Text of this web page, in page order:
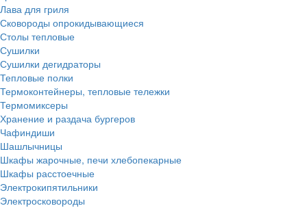
Лава для гриля
Сковороды опрокидывающиеся
Столы тепловые
Сушилки
Сушилки дегидраторы
Тепловые полки
Термоконтейнеры, тепловые тележки
Термомиксеры
Хранение и раздача бургеров
Чафиндиши
Шашлычницы
Шкафы жарочные, печи хлебопекарные
Шкафы расстоечные
Электрокипятильники
Электросковороды